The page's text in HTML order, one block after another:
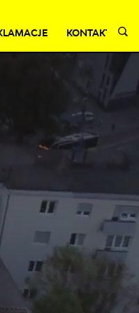
KONTAKT